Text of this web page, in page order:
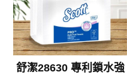
舒潔28630 專利鎖水強